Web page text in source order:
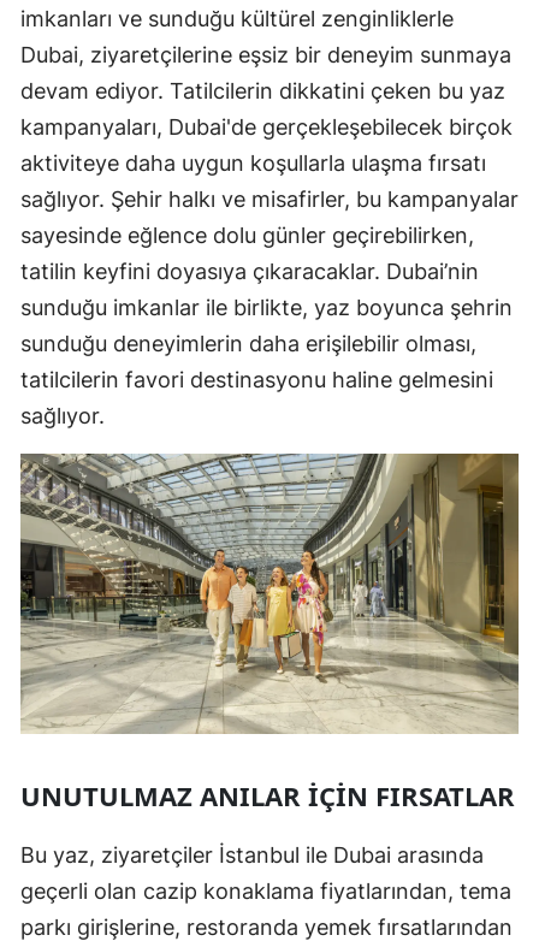
imkanları ve sunduğu kültürel zenginliklerle
Dubai, ziyaretçilerine eşsiz bir deneyim sunmaya
devam ediyor. Tatilcilerin dikkatini çeken bu yaz
kampanyaları, Dubai'de gerçekleşebilecek birçok
aktiviteye daha uygun koşullarla ulaşma fırsatı
sağlıyor. Şehir halkı ve misafirler, bu kampanyalar
sayesinde eğlence dolu günler geçirebilirken,
tatilin keyfini doyasıya çıkaracaklar. Dubai’nin
sunduğu imkanlar ile birlikte, yaz boyunca şehrin
sunduğu deneyimlerin daha erişilebilir olması,
tatilcilerin favori destinasyonu haline gelmesini
sağlıyor.
UNUTULMAZ ANILAR IÇIN FIRSATLAR
Bu yaz, ziyaretçiler İstanbul ile Dubai arasında
geçerli olan cazip konaklama fiyatlarından, tema
parkı girişlerine, restoranda yemek fırsatlarından